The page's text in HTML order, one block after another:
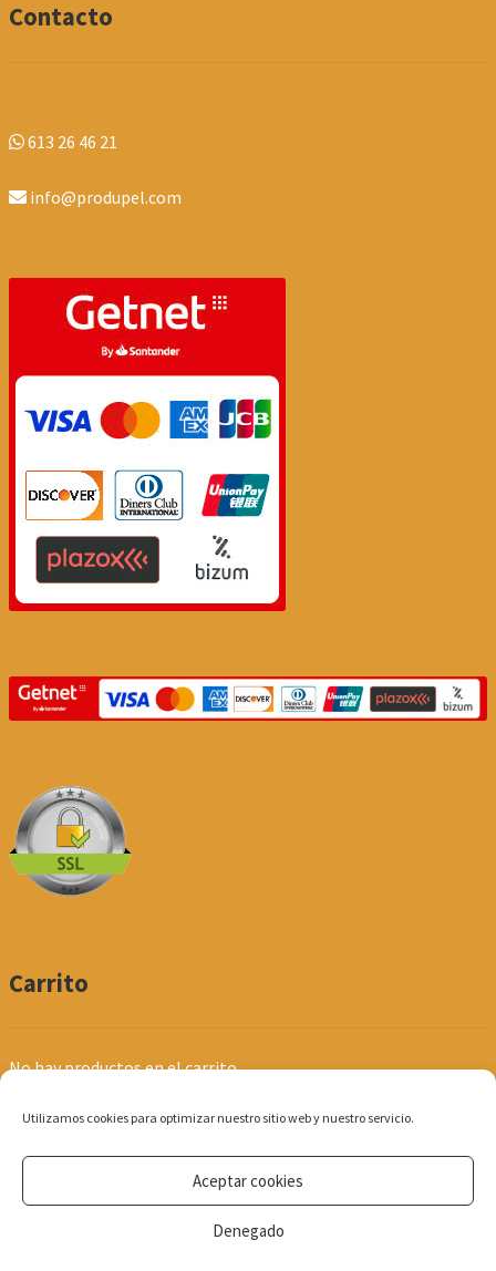
Utilizamos cookies para optimizar nuestro sitio web y nuestro servicio.
Aceptar cookies
Denegado
Contacto
613 26 46 21
info@produpel.com
Carrito
No hay productos en el carrito.
© Produpel | Productos de Peluquería y Estética 2026